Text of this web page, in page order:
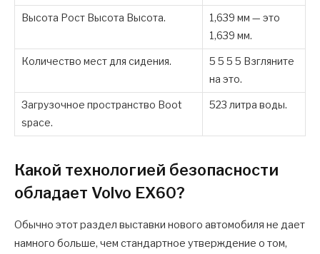
Высота Рост Высота Высота.
1,639 мм — это
1,639 мм.
Количество мест для сидения.
5 5 5 5 Взгляните
на это.
Загрузочное пространство Boot
space.
523 литра воды.
Какой технологией безопасности
обладает Volvo EX60?
Обычно этот раздел выставки нового автомобиля не дает
намного больше, чем стандартное утверждение о том,